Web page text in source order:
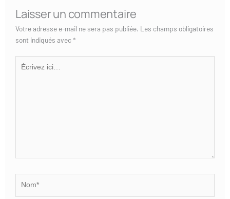
Laisser un commentaire
Votre adresse e-mail ne sera pas publiée. Les champs obligatoires
sont indiqués avec*
Écrivez
ici…